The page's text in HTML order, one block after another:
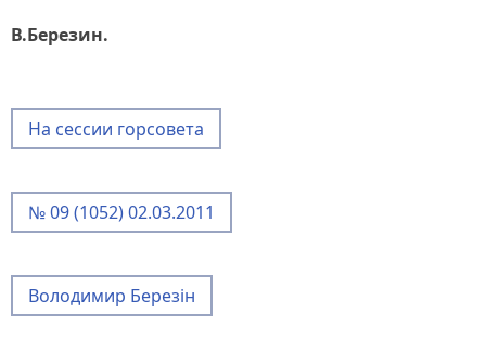
В.Березин.
На сессии горсовета
№ 09 (1052) 02.03.2011
Володимир Березін